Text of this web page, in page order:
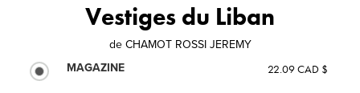
Vestiges du Liban
de CHAMOT ROSSI JEREMY
MAGAZINE
22.09 CAD $